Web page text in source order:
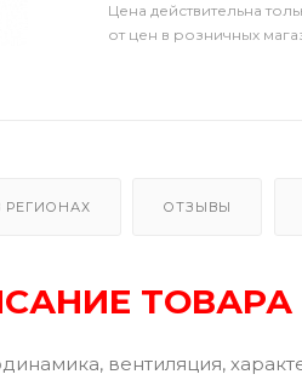
Цена действительна
от цен в розничных
РЕГИОНАХ ОТЗЫВЫ
ТОВАРА
вентиляция,